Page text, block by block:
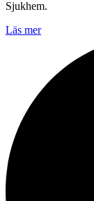
Sjukhem.
Läs mer